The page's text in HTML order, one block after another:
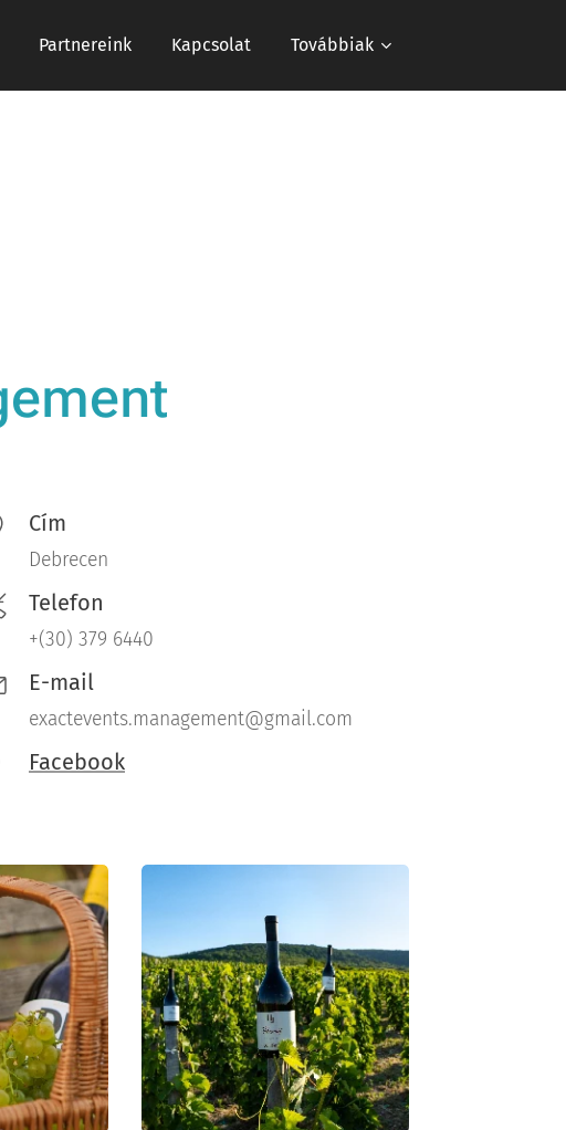
Partnereink Kapcsolat Továbbiak
Cím
Debrecen
Telefon
+(30) 379 6440
E-mail
exactevents.management@gmail.com
Facebook